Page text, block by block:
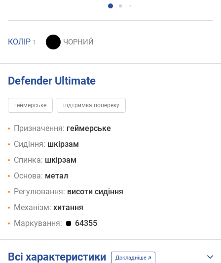
КОЛІР 1
Defender Ultimate
геймерське підтримка попереку
Призначення: геймерське
Сидіння: шкірзам
Спинка: шкірзам
Основа: метал
Регулювання: висоти сидіння
Механізм: хитання
Маркування:
64355
Всі характеристики Докладніше